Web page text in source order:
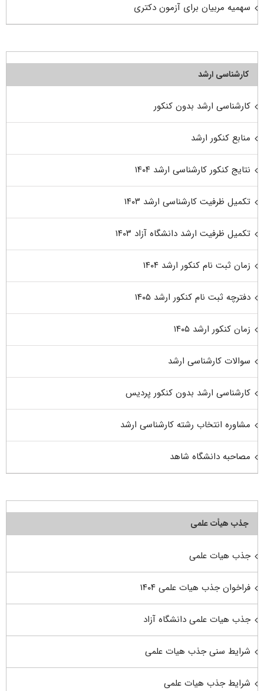
سهمیه مربیان برای آزمون دکتری
کارشناسی ارشد
کارشناسی ارشد بدون کنکور
منابع کنکور ارشد
نتایج کنکور کارشناسی ارشد ۱۴۰۴
تکمیل ظرفیت کارشناسی ارشد ۱۴۰۳
تکمیل ظرفیت ارشد دانشگاه آزاد ۱۴۰۳
زمان ثبت نام کنکور ارشد ۱۴۰۴
دفترچه ثبت نام کنکور ارشد ۱۴۰۵
زمان کنکور ارشد ۱۴۰۵
سوالات کارشناسی ارشد
کارشناسی ارشد بدون کنکور پردیس
مشاوره انتخاب رشته کارشناسی ارشد
مصاحبه دانشگاه شاهد
جذب هیأت علمی
جذب هیات علمی
فراخوان جذب هیات علمی ۱۴۰۴
جذب هیات علمی دانشگاه آزاد
شرایط سنی جذب هیات علمی
شرایط جذب هیات علمی